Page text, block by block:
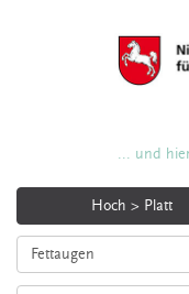
... und
Hoch > Platt